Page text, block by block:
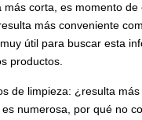
más corta, es momento
más conveniente
útil para buscar esta
productos.
de limpieza: ¿resulta
numerosa, por qué no